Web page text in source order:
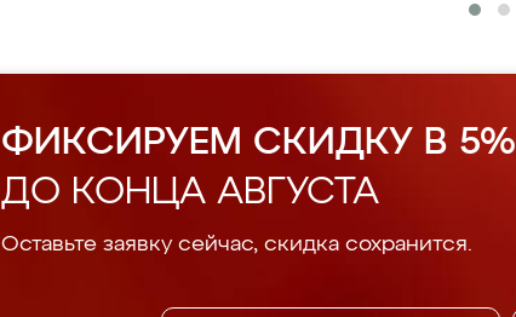
ФИКСИРУЕМ СКИДКУ В 5%
ДО КОНЦА АВГУСТА
Оставьте заявку сейчас, скидка сохранится.